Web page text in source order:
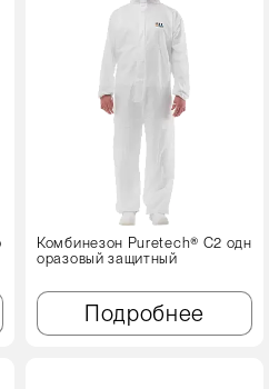
Комбинезон Puretech® C2 одн
оразовый защитный
Подробнее